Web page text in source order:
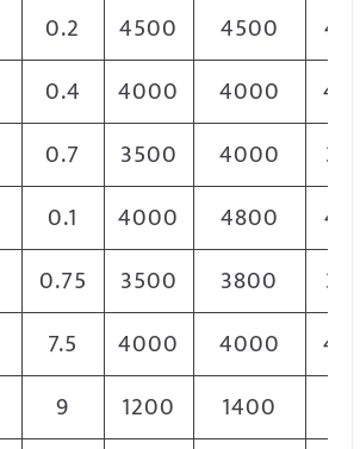
0.2 4500 4500
0.4 4000 4000
0.7 3500 4000
0.1 4000 4800
0.75 3500 3800
7.5 4000 4000
9 1200 1400